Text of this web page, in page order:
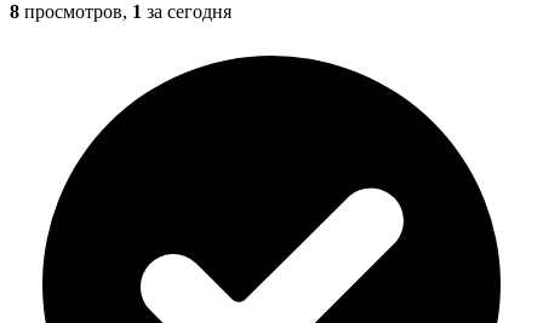
8 просмотров, 1 за сегодня